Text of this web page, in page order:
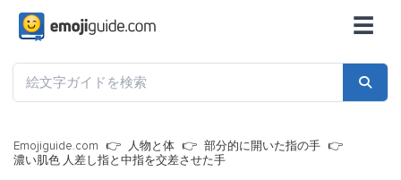
☰
Emojiguide.com 人物と体
部分的に開いた指の手
濃い肌色 人差し指と中指を交差させた手